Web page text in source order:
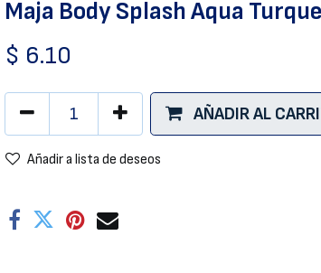
Maja Body Splash Aqua
$ 6.10
AÑADIR AL
Añadir a lista de deseos